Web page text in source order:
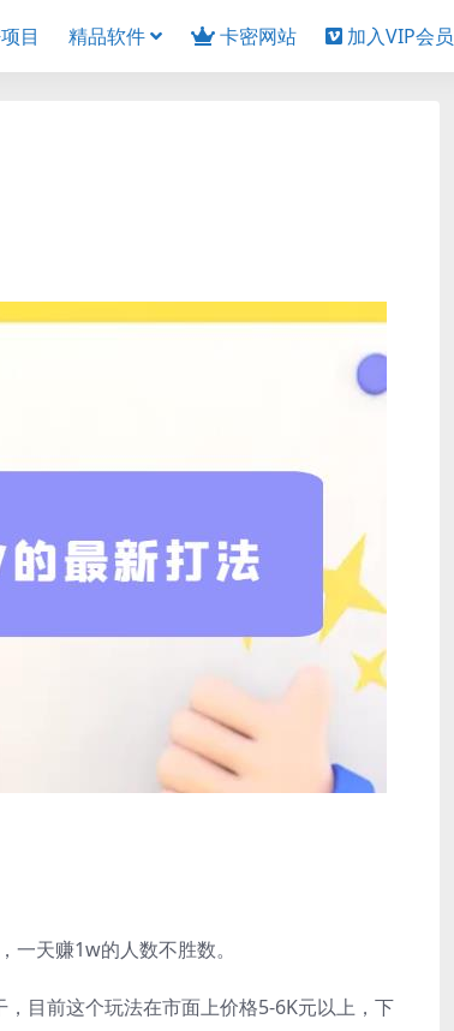
目 精品软件 卡密网站 加入VIP会员
天赚1w的人数不胜数。
目前这个玩法在市面上价格5-6K元以上，下